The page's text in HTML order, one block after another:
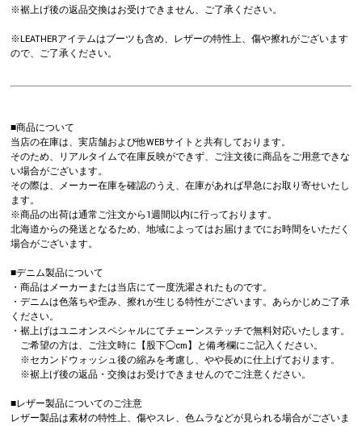
※裾上げ後の返品交換はお受けできません、ご了承ください。
※LEATHERアイテムはブーツも含め、レザーの特性上、傷や擦れがございます
ので、ご了承ください。
■商品について
当店の在庫は、実店舗および他WEBサイトと共有しております。
そのため、リアルタイムで在庫反映ができず、ご注文後に商品をご用意できな
い場合がございます。
その際は、メーカー在庫を確認のうえ、在庫があれば早急にお取り寄せいたし
ます。
※商品の出荷は通常ご注文から1週間以内に行っております。
北海道からの発送となるため、地域によってはお届けまでにお時間をいただく
場合がございます。
■デニム製品について
・商品はメーカーまたは当店にて一度洗濯されたものです。
・デニムは色落ちや歪み、擦れが生じる特性がございます。あらかじめご了承
ください。
・裾上げはユニオンスペシャルにてチェーンステッチで無料対応いたします。
ご希望の方は、ご注文時に【股下◯cm】と備考欄にご記入ください。
※セカンドウォッシュ後の縮みを考慮し、やや長めに仕上げております。
※裾上げ後の返品・交換はお受けできませんのでご注意ください。
■レザー製品についてのご注意
レザー製品は素材の特性上、傷やスレ、色ムラなどが見られる場合がございま